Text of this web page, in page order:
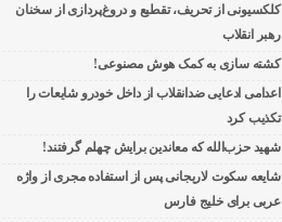
کلکسیونی از تحریف، تقطیع و دروغ‌پردازی از سخنان
رهبر انقلاب
کشته سازی به کمک هوش مصنوعی!
اعدامی ادعایی ضدانقلاب از داخل خودرو شایعات را
تکذیب کرد
شهید حزب‌الله که معاندین برایش چهلم گرفتند!
شایعه سکوت لاریجانی پس از استفاده مجری از واژه
عربی برای خلیج فارس